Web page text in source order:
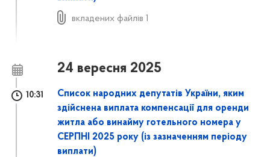
вкладених файлів 1
24 вересня 2025
10:31
Список народних депутатів України, яким
здійснена виплата компенсації для оренди
житла або винайму готельного номера у
СЕРПНІ 2025 року (із зазначенням періоду
виплати)